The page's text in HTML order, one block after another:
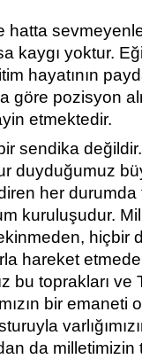
hatta
kaygı yoktur.
hayatının
göre pozisyon
etmektedir.
sendika
duyduğumuz
her
kuruluşudur.
hiçbir
hareket
bu toprakları ve
bir emaneti
da